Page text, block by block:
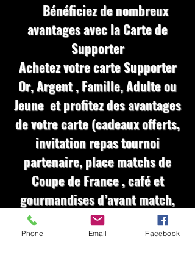
Bénéficiez de nombreux
avantages avec la Carte de
Supporter
Achetez votre carte Supporter
Or, Argent , Famille, Adulte ou
Jeune et profitez des avantages
de votre carte (cadeaux offerts,
invitation repas tournoi
partenaire, place matchs de
Coupe de France , café et
gourmandises d’avant match,
remise boutique, carte
boissons, etc.)
Phone Email Facebook